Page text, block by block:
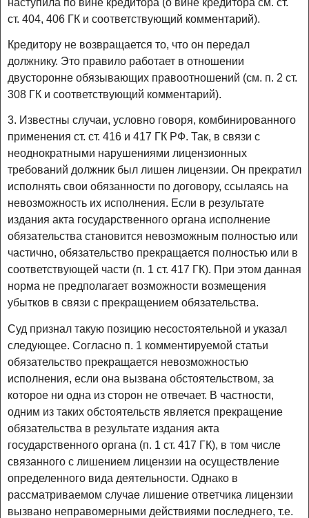
ст. 404, 406 ГК и соответствующий комментарий).
Кредитору не возвращается то, что он передал
должнику. Это правило работает в отношении
двусторонне обязывающих правоотношений (см. п. 2 ст.
308 ГК и соответствующий комментарий).
3. Известны случаи, условно говоря, комбинированного
применения ст. ст. 416 и 417 ГК РФ. Так, в связи с
неоднократными нарушениями лицензионных
требований должник был лишен лицензии. Он прекратил
исполнять свои обязанности по договору, ссылаясь на
невозможность их исполнения. Если в результате
издания акта государственного органа исполнение
обязательства становится невозможным полностью или
частично, обязательство прекращается полностью или в
соответствующей части (п. 1 ст. 417 ГК). При этом данная
норма не предполагает возможности возмещения
убытков в связи с прекращением обязательства.
Суд признал такую позицию несостоятельной и указал
следующее. Согласно п. 1 комментируемой статьи
обязательство прекращается невозможностью
исполнения, если она вызвана обстоятельством, за
которое ни одна из сторон не отвечает. В частности,
одним из таких обстоятельств является прекращение
обязательства в результате издания акта
государственного органа (п. 1 ст. 417 ГК), в том числе
связанного с лишением лицензии на осуществление
определенного вида деятельности. Однако в
рассматриваемом случае лишение ответчика лицензии
вызвано неправомерными действиями последнего, т.е.